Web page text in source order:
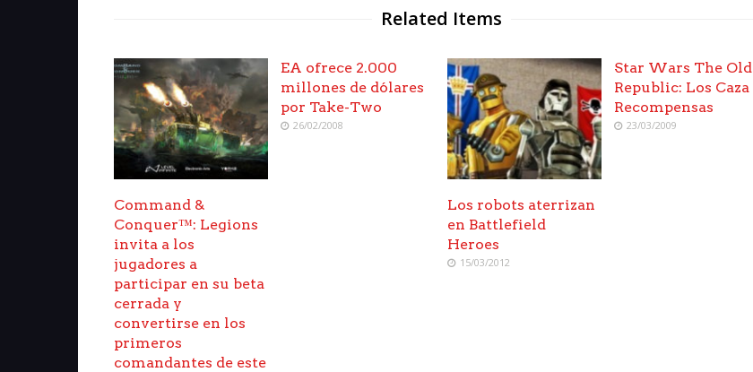
Related Items
Command &
Conquer™: Legions
invita a los
jugadores a
participar en su beta
cerrada y
convertirse en los
primeros
comandantes de este
EA ofrece 2.000
millones de dólares
por Take-Two
26/02/2008
Los robots aterrizan
en Battlefield
Heroes
15/03/2012
Star Wars The Old
Republic: Los Caza
Recompensas
23/03/2009